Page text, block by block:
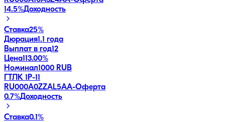
14.5%Доходность
Ставка25%
Дюрация1.1 года
Выплат в год12
Цена113.00%
Номинал1000 RUB
ГТЛК 1P-11
RU000A0ZZAL5AA-Оферта
0.7%Доходность
Ставка0.1%